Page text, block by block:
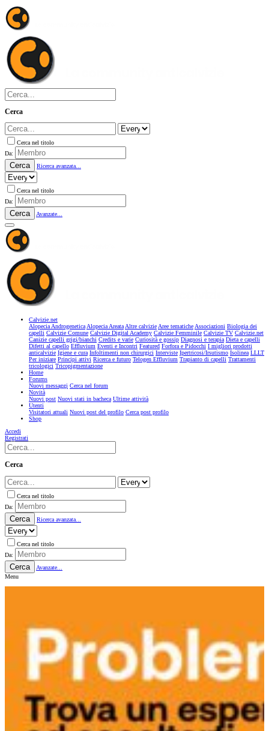
Cerca
Cerca nel titolo
Da:
Cerca Ricerca avanzata...
Cerca nel titolo
Da:
Cerca Avanzate...
Calvizie.net
Alopecia AndrogeneticaAlopecia AreataAltre calvizieAree tematicheAssociazioni Biologia dei
capelli Calvizie Comune Calvizie Digital Academy Calvizie Femminile Calvizie TV Calvizie.net
Canizie capelli grigi/bianchi Credits e varie Curiosità e gossip Diagnosi e terapia Dieta e capelli
Difetti al capello Effluvium Eventi e Incontri Featured Forfora e Pidocchi I migliori prodotti
anticalvizie Igiene e cura Infoltimenti non chirurgici Interviste Ipertricosi/Irsutismo Isolinea LLLT
Per iniziare Principi attivi Ricerca e futuro Telogen Effluvium Trapianto di capelli Trattamenti
tricologici Tricopigmentazione
Home
Forums
Nuovi messaggi Cerca nel forum
Novità
Nuovi post Nuovi stati in bacheca Ultime attività
Utenti
Visitatori attuali Nuovi post del profilo Cerca post profilo
Shop
Accedi
Registrati
Cerca
Cerca nel titolo
Da:
Cerca Ricerca avanzata...
Cerca nel titolo
Da:
Cerca
Avanzate...
Menu